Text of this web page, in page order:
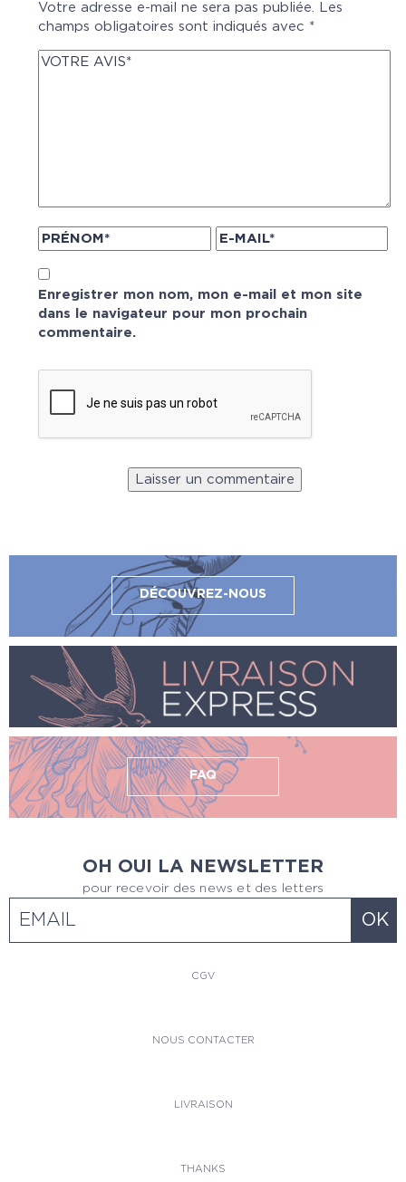
Votre adresse e-mail ne sera pas publiée. Les
champs obligatoires sont indiqués avec *
Enregistrer mon nom, mon e-mail et mon site
dans le navigateur pour mon prochain
commentaire.
DÉCOUVREZ-NOUS
FAQ
OH OUI LA NEWSLETTER
pour recevoir des news et des letters
CGV
NOUS CONTACTER
LIVRAISON
THANKS